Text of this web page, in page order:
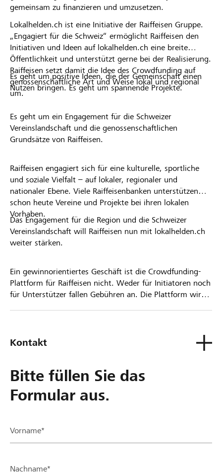
gemeinsam zu finanzieren und umzusetzen.
Lokalhelden.ch ist eine Initiative der Raiffeisen Gruppe.
„Engagiert für die Schweiz“ ermöglicht Raiffeisen den
Initiativen und Ideen auf lokalhelden.ch eine breite
Öffentlichkeit und unterstützt gerne bei der Realisierung.
Raiffeisen setzt damit die Idee des Crowdfunding auf
genossenschaftliche Art und Weise lokal und regional
um.
Es geht um positive Ideen, die der Gemeinschaft einen
Nutzen bringen. Es geht um spannende Projekte.
Es geht um ein Engagement für die Schweizer
Vereinslandschaft und die genossenschaftlichen
Grundsätze von Raiffeisen.
Raiffeisen engagiert sich für eine kulturelle, sportliche
und soziale Vielfalt – auf lokaler, regionaler und
nationaler Ebene. Viele Raiffeisenbanken unterstützen
schon heute Vereine und Projekte bei ihren lokalen
Vorhaben.
Das Engagement für die Region und die Schweizer
Vereinslandschaft will Raiffeisen nun mit lokalhelden.ch
weiter stärken.
Ein gewinnorientiertes Geschäft ist die Crowdfunding-
Plattform für Raiffeisen nicht. Weder für Initiatoren noch
für Unterstützer fallen Gebühren an. Die Plattform wird
Kontakt
Bitte füllen Sie das
Formular aus.
Vorname*
Nachname*